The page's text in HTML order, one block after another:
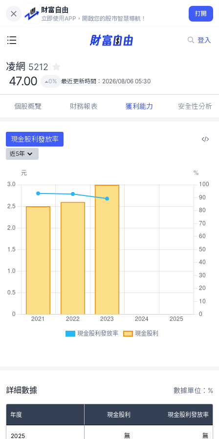
財富自由
立即使用APP，開啟您的股市智慧導航！
打開
登入
47.00
0%
凌網 5212
47.00 0% 最近更新時間： 2026/08/06 05:30
個股概覽 財務報表 獲利能力 安全性分析
現金股利發放率
近5年
現金股利發放率 現金股利
詳細數據 數據單位：%
年度 現金股利 現金股利發放率
2025 無 無